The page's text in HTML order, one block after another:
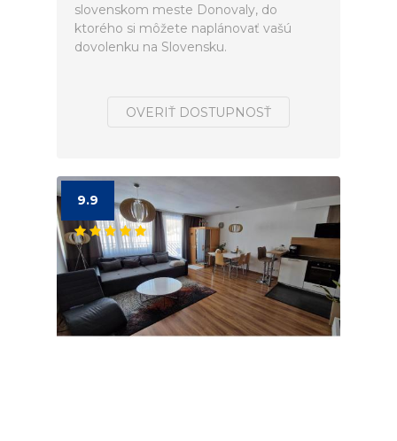
slovenskom meste Donovaly, do
ktorého si môžete naplánovať vašú
dovolenku na Slovensku.
OVERIŤ DOSTUPNOSŤ
9.9